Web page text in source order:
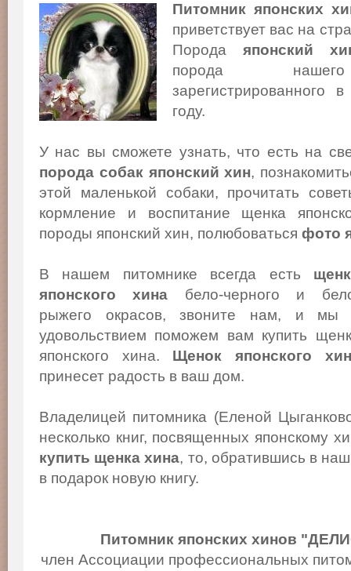
Питомник японских
приветствует вас на
Порода японский
порода
году.
У нас вы сможете узнать, что есть на
порода собак японский хин,
этой маленькой собаки, прочитать
кормление и воспитание щенка
породы японский хин, полюбоваться фото
В нашем питомнике всегда есть
японского хина бело-черного и
рыжего окрасов, звоните нам, и мы
удовольствием поможем вам купить
японского хина. Щенок японского
принесет радость в ваш дом.
Владелицей питомника (Еленой
несколько книг, посвященных японскому
купить щенка хина, то, обратившись в
в подарок новую книгу.
Питомник японских хинов
член Ассоциации профессиональных